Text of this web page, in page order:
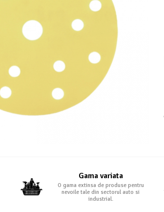
Gama variata
O gama extinsa de produse pentru
nevoile tale din sectorul auto si
industrial.